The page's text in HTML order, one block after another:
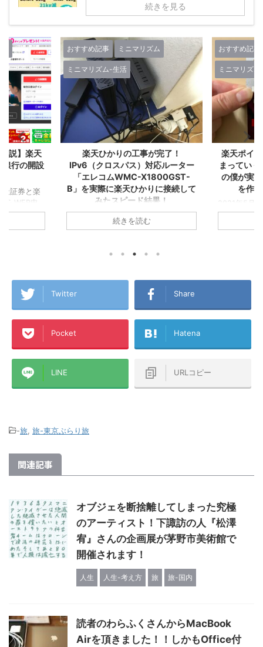
続きを見る
完了！
ルーター
接続して
！
おうちの
理論で
で使ってい
のアパー
ひかりテ
ンションタ
おすすめ記事 ミニマリズム
ミニマリズム-生活
楽天ポイントが自動でどんどん貯
まっていく！『楽天経済圏2年生』
の僕が実感した誰もが楽天カード
を作るべき１２の理由！
2021年5月に▼『楽天経済圏』で生き
ていくことを決意し、その後すぐに楽
天カードを2枚発行してこの夏で無事
も含めた『楽天経済圏』という視点か
ら誰もが楽天カードを発行するメリッ
経済圏』に入ろうか悩んでいる方、各
種ポイントがいろんな経済圏にバラバ
ラに分散している方などの参考になれ
ば幸いです！ この記事のミ ...
続きを読む
おすすめ記事
ミニマリズ
人生-考え方
Kindle本
る！増や
ら『楽
お金が貯ま
ゼロから『
済圏』に入
した！ そん
Twitter Share
Pocket Hatena
LINE URLコピー
-旅 旅-東京ぶらり旅
関連記事
オブジェを断捨離してしまった究極
のアーティスト！下諏訪の人『松澤
宥』さんの企画展が茅野市美術館で
開催されます！
人生 人生-考え方 旅 旅-国内
読者のわらふくさんからMacBook
Airを頂きました！！しかもOffice付